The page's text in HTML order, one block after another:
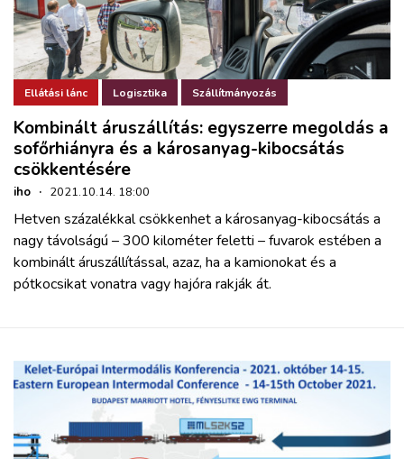
Ellátási lánc Logisztika Szállítmányozás
Kombinált áruszállítás: egyszerre megoldás a
sofőrhiányra és a károsanyag-kibocsátás
csökkentésére
iho · 2021.10.14. 18:00
Hetven százalékkal csökkenhet a károsanyag-kibocsátás a
nagy távolságú – 300 kilométer feletti – fuvarok estében a
kombinált áruszállítással, azaz, ha a kamionokat és a
pótkocsikat vonatra vagy hajóra rakják át.